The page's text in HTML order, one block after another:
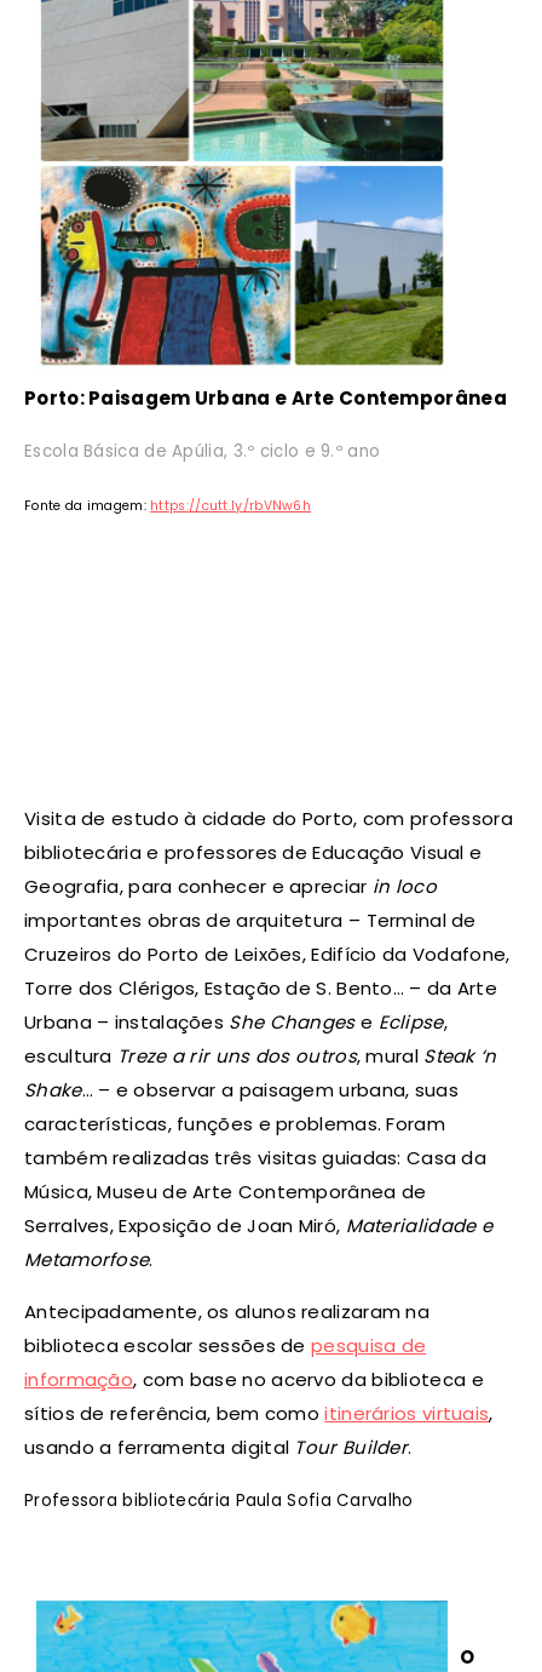
Porto: Paisagem Urbana e Arte Contemporânea
Escola Básica de Apúlia, 3.º ciclo e 9.º ano
Fonte da imagem: https://cutt.ly/rbVNw6h
Visita de estudo à cidade do Porto, com professora
bibliotecária e professores de Educação Visual e
Geografia, para conhecer e apreciar in loco
importantes obras de arquitetura – Terminal de
Cruzeiros do Porto de Leixões, Edifício da Vodafone,
Torre dos Clérigos, Estação de S. Bento… – da Arte
Urbana – instalações She Changese Eclipse,
escultura Treze a rir uns dos outros, mural Steak ‘n
Shake… – e observar a paisagem urbana, suas
características, funções e problemas. Foram
também realizadas três visitas guiadas: Casa da
Música, Museu de Arte Contemporânea de
Serralves, Exposição de Joan Miró, Materialidade e
Metamorfose.
Antecipadamente, os alunos realizaram na
biblioteca escolar sessões depesquisa de
informação, com base no acervo da biblioteca e
sítios de referência, bem comoitinerários virtuais,
usando a ferramenta digital Tour Builder.
Professora bibliotecária Paula Sofia Carvalho
O